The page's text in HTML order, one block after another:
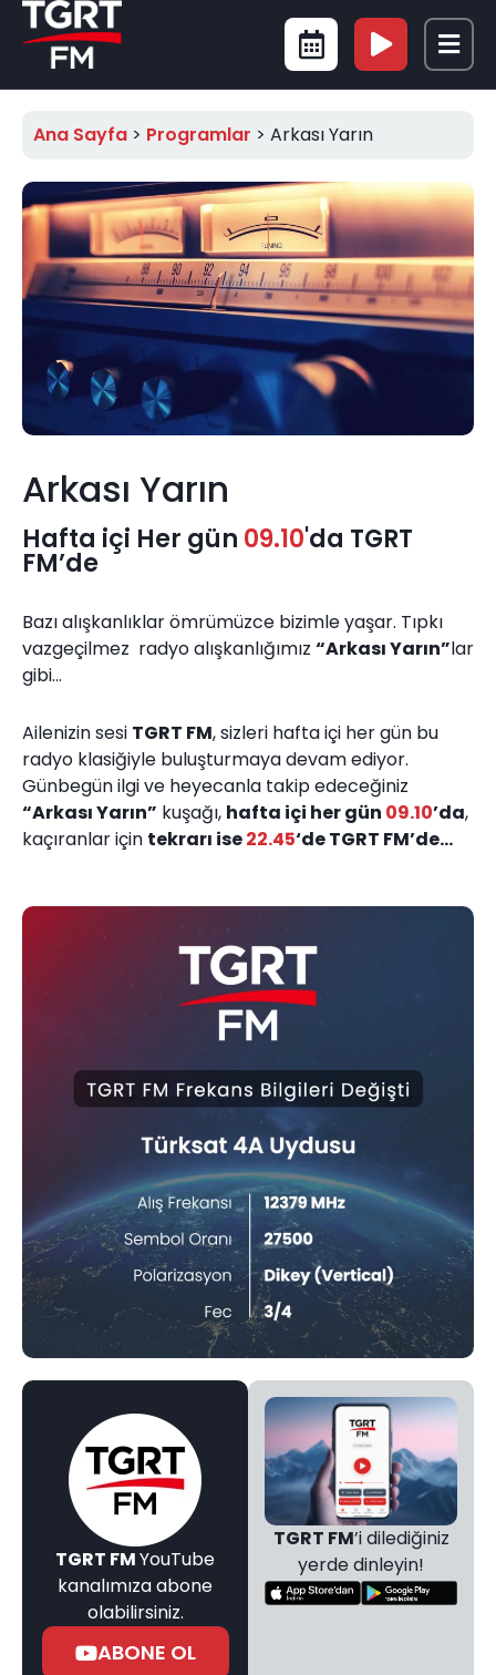
Ana Sayfa > Programlar > Arkası Yarın
Arkası Yarın
Hafta içi Her gün 09.10'da TGRT
FM’de
Bazı alışkanlıklar ömrümüzce bizimle yaşar. Tıpkı
vazgeçilmez radyo alışkanlığımız “Arkası Yarın”lar
gibi…
Ailenizin sesi TGRT FM, sizleri hafta içi her gün bu
radyo klasiğiyle buluşturmaya devam ediyor.
Günbegün ilgi ve heyecanla takip edeceğiniz
“Arkası Yarın” kuşağı, hafta içi her gün 09.10’da,
kaçıranlar için tekrarı ise22.45‘de TGRT FM’de…
TGRT FMYouTube
kanalımıza abone
olabilirsiniz.
ABONE OL
TGRT FM’i dilediğiniz
yerde dinleyin!